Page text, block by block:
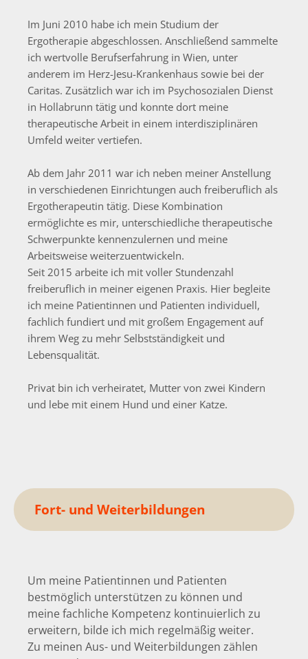
Im Juni 2010 habe ich mein Studium der
Ergotherapie abgeschlossen. Anschließend sammelte
ich wertvolle Berufserfahrung in Wien, unter
anderem im Herz-Jesu-Krankenhaus sowie bei der
Caritas. Zusätzlich war ich im Psychosozialen Dienst
in Hollabrunn tätig und konnte dort meine
therapeutische Arbeit in einem interdisziplinären
Umfeld weiter vertiefen.
Ab dem Jahr 2011 war ich neben meiner Anstellung
in verschiedenen Einrichtungen auch freiberuflich als
Ergotherapeutin tätig. Diese Kombination
ermöglichte es mir, unterschiedliche therapeutische
Schwerpunkte kennenzulernen und meine
Arbeitsweise weiterzuentwickeln.
Seit 2015 arbeite ich mit voller Stundenzahl
freiberuflich in meiner eigenen Praxis. Hier begleite
ich meine Patientinnen und Patienten individuell,
fachlich fundiert und mit großem Engagement auf
ihrem Weg zu mehr Selbstständigkeit und
Lebensqualität.
Privat bin ich verheiratet, Mutter von zwei Kindern
und lebe mit einem Hund und einer Katze.
Fort- und Weiterbildungen
Um meine Patientinnen und Patienten
bestmöglich unterstützen zu können und
meine fachliche Kompetenz kontinuierlich zu
erweitern, bilde ich mich regelmäßig weiter.
Zu meinen Aus- und Weiterbildungen zählen